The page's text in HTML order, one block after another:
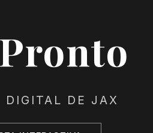
DIGITAL DE JAX